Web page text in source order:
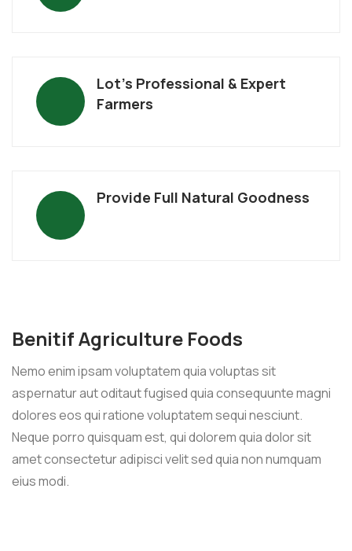
Lot’s Professional & Expert
Farmers
Provide Full Natural Goodness
Benitif Agriculture Foods
Nemo enim ipsam voluptatem quia voluptas sit
aspernatur aut oditaut fugised quia consequunte magni
dolores eos qui ratione voluptatem sequi nesciunt.
Neque porro quisquam est, qui dolorem quia dolor sit
amet consectetur adipisci velit sed quia non numquam
eius modi.